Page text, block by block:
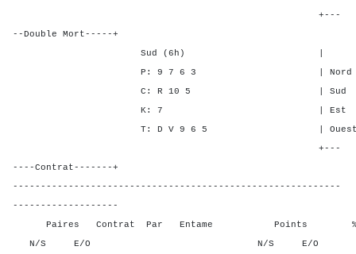
+---
--Double Mort-----+
Sud (6h) | SA P C
P: 9 7 6 3 | Nord 3 1
C: R 10 5 | Sud 3 1
K: 7 | Est - - -
T: D V 9 6 5 | Ouest -
+---
----Contrat-------+
-----------------------------------------------------------
-------------------
Paires Contrat Par Entame Points %
N/S E/O N/S E/O N/